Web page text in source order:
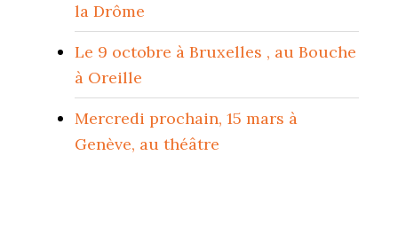
la Drôme
Le 9 octobre à Bruxelles , au Bouche
à Oreille
Mercredi prochain, 15 mars à
Genève, au théâtre